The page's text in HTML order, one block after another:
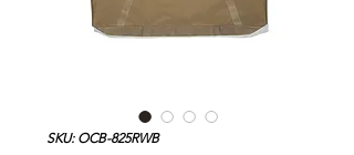
SKU: OCB-825RWB